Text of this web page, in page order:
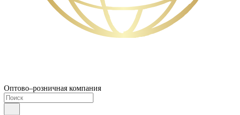
Оптово–розничная компания